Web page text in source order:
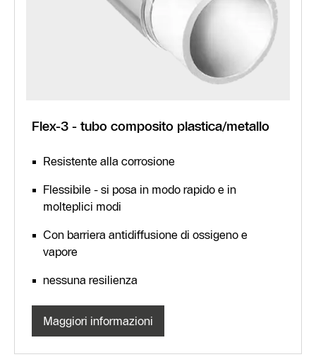
Flex-3 - tubo composito plastica/metallo
Resistente alla corrosione
Flessibile - si posa in modo rapido e in
molteplici modi
Con barriera antidiffusione di ossigeno e
vapore
nessuna resilienza
Maggiori informazioni